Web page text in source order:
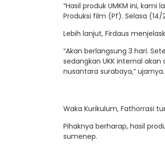
“Hasil produk UMKM ini,
Produksi film (Pf). Selasa (14/
Lebih lanjut, Firdaus
“Akan berlangsung 3 hari.
sedangkan UKK internal
nusantara surabaya,” ujarnya.
Waka Kurikulum, Fathorrasi
Pihaknya berharap, hasil
sumenep.